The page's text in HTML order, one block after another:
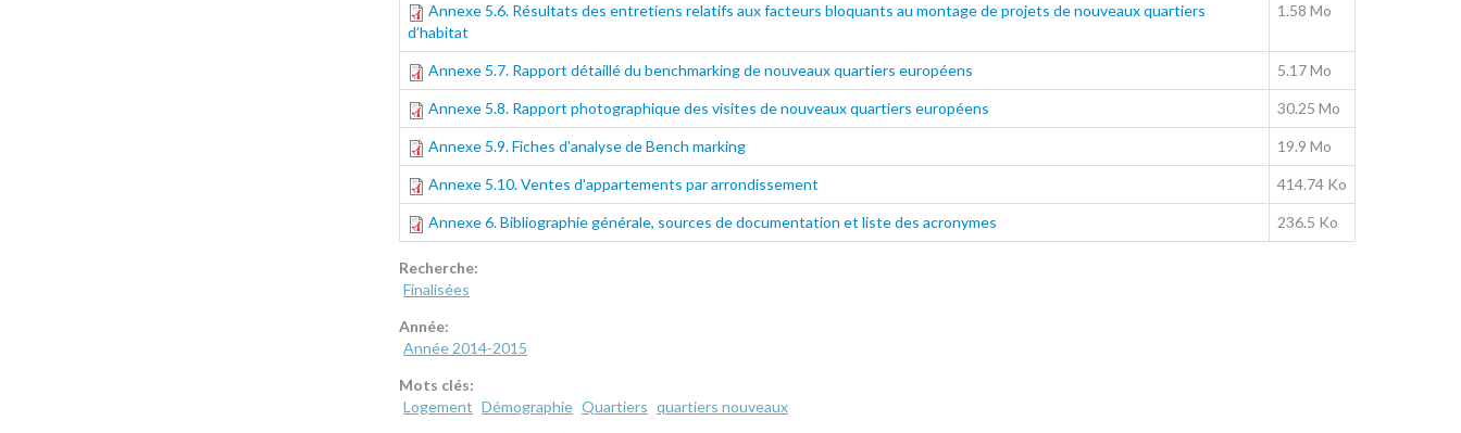
Annexe 5.6. Résultats des entretiens relatifs aux facteurs bloquants au montage de projets de nouveaux quartiers
d’habitat
1.58 Mo
Annexe 5.7. Rapport détaillé du benchmarking de nouveaux quartiers européens 5.17 Mo
Annexe 5.8. Rapport photographique des visites de nouveaux quartiers européens 30.25 Mo
Annexe 5.9. Fiches d'analyse de Bench marking 19.9 Mo
Annexe 5.10. Ventes d'appartements par arrondissement 414.74 Ko
Annexe 6. Bibliographie générale, sources de documentation et liste des acronymes 236.5 Ko
Recherche:
Finalisées
Année:
Année 2014-2015
Mots clés:
Logement Démographie Quartiers quartiers nouveaux